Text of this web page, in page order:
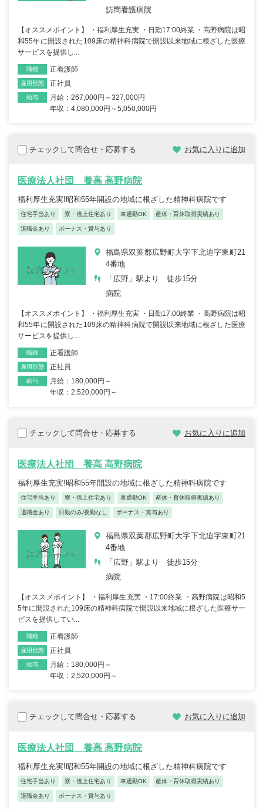
訪問看護病院
【オススメポイント】 ・福利厚生充実 ・日勤17:00終業 ・高野病院は昭
和55年に開設された109床の精神科病院で開設以来地域に根ざした医療
サービスを提供し...
職種 正看護師
雇用形態 正社員
給与
月給：267,000円～327,000円
年収：4,080,000円～5,050,000円
チェックして問合せ・応募する お気に入りに追加
医療法人社団 養高 高野病院
福利厚生充実!昭和55年開設の地域に根ざした精神科病院です
住宅手当あり 寮・借上住宅あり 車通勤OK 産休・育休取得実績あり
退職金あり ボーナス・賞与あり
福島県双葉郡広野町大字下北迫字東町21
4番地
「広野」駅より 徒歩15分
病院
【オススメポイント】 ・福利厚生充実 ・日勤17:00終業 ・高野病院は昭
和55年に開設された109床の精神科病院で開設以来地域に根ざした医療
サービスを提供し...
職種 正看護師
雇用形態 正社員
給与
月給：180,000円～
年収：2,520,000円～
チェックして問合せ・応募する お気に入りに追加
医療法人社団 養高 高野病院
福利厚生充実!昭和55年開設の地域に根ざした精神科病院です
住宅手当あり 寮・借上住宅あり 車通勤OK 産休・育休取得実績あり
退職金あり 日勤のみ/夜勤なし ボーナス・賞与あり
福島県双葉郡広野町大字下北迫字東町21
4番地
「広野」駅より 徒歩15分
病院
【オススメポイント】 ・福利厚生充実 ・17:00終業 ・高野病院は昭和5
5年に開設された109床の精神科病院で開設以来地域に根ざした医療サー
ビスを提供してい...
職種 正看護師
雇用形態 正社員
給与
月給：180,000円～
年収：2,520,000円～
チェックして問合せ・応募する お気に入りに追加
医療法人社団 養高 高野病院
福利厚生充実!昭和55年開設の地域に根ざした精神科病院です
住宅手当あり 寮・借上住宅あり 車通勤OK 産休・育休取得実績あり
退職金あり ボーナス・賞与あり